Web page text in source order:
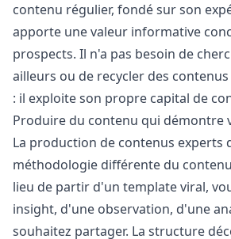
contenu régulier, fondé sur son
apporte une valeur informative
prospects. Il n'a pas besoin de
ailleurs ou de recycler des
: il exploite son propre capital de
Produire du contenu qui démontre
La production de contenus experts
méthodologie différente du
lieu de partir d'un template viral,
insight, d'une observation, d'une
souhaitez partager. La structure